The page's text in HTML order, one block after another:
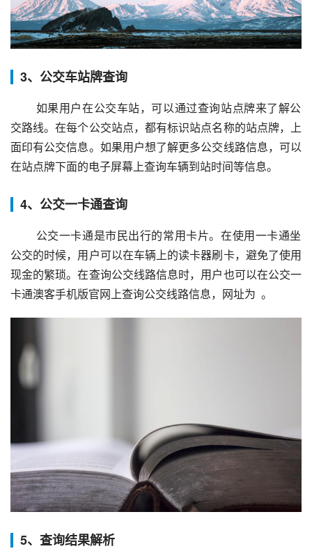
3、公交车站牌查询
交路线。在每个公交站点，都有标识站点名称的站点牌，上
面印有公交信息。如果用户想了解更多公交线路信息，可以
在站点牌下面的电子屏幕上查询车辆到站时间等信息。
4、公交一卡通查询
公交的时候，用户可以在车辆上的读卡器刷卡，避免了使用
现金的繁琐。在查询公交线路信息时，用户也可以在公交一
卡通澳客手机版官网上查询公交线路信息，网址为  。
5、查询结果解析